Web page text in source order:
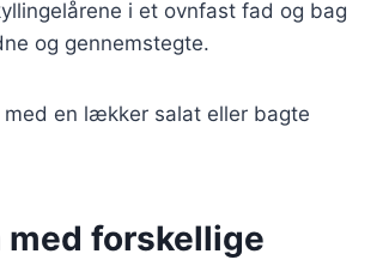
i et ovnfast fad og bag
og gennemstegte.
en lækker salat eller bagte
forskellige